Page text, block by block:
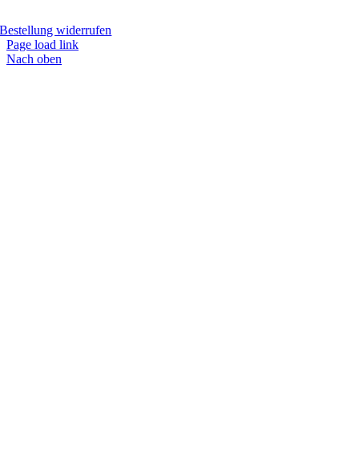
Bestellung widerrufen
Page load link
Nach oben